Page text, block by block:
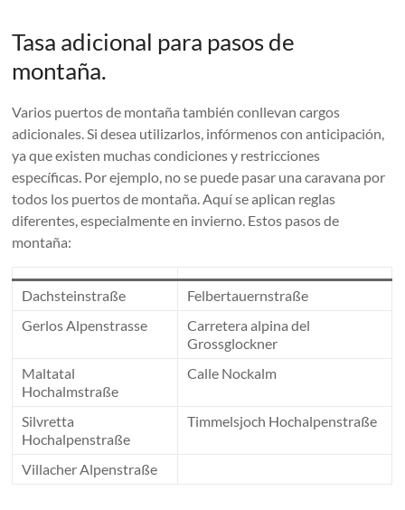
Tasa adicional para pasos de
montaña.
Varios puertos de montaña también conllevan cargos
adicionales. Si desea utilizarlos, infórmenos con anticipación,
ya que existen muchas condiciones y restricciones
específicas. Por ejemplo, no se puede pasar una caravana por
todos los puertos de montaña. Aquí se aplican reglas
diferentes, especialmente en invierno. Estos pasos de
montaña:
Dachsteinstraße
Felbertauernstraße
Gerlos Alpenstrasse
Carretera alpina del
Grossglockner
Maltatal
Hochalmstraße
Calle Nockalm
Silvretta
Hochalpenstraße
Timmelsjoch Hochalpenstraße
Villacher Alpenstraße